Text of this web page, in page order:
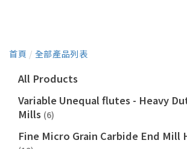
首頁 / 全部產品列表
All Products
Variable Unequal flutes - Heavy
Mills (6)
Fine Micro Grain Carbide End Mill